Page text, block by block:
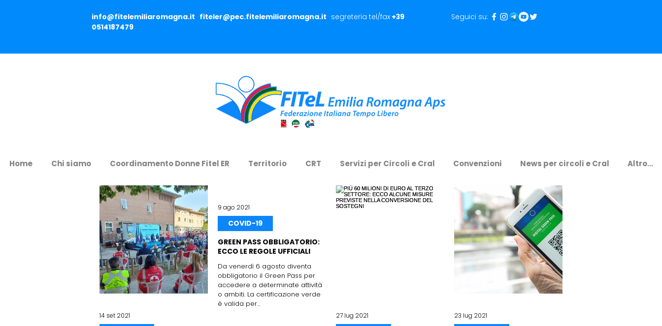
info@fitelemiliaromagna.it fiteler@pec.fitelemiliaromagna.it segreteria tel/fax +39
0514187479
Seguici su:
Home Chi siamo Coordinamento Donne Fitel ER Territorio CRT Servizi per Circoli e Cral Convenzioni News per circoli e Cral Altro...
14 set 2021
GREEN PASS OBBLIGATORIO:
ECCO LE REGOLE UFFICIALI
Da venerdì 6 agosto diventa
obbligatorio il Green Pass per
accedere a determinate attività
o ambiti. La certificazione verde
è valida per...
COVID-19
9 ago 2021
27 lug 2021 23 lug 2021